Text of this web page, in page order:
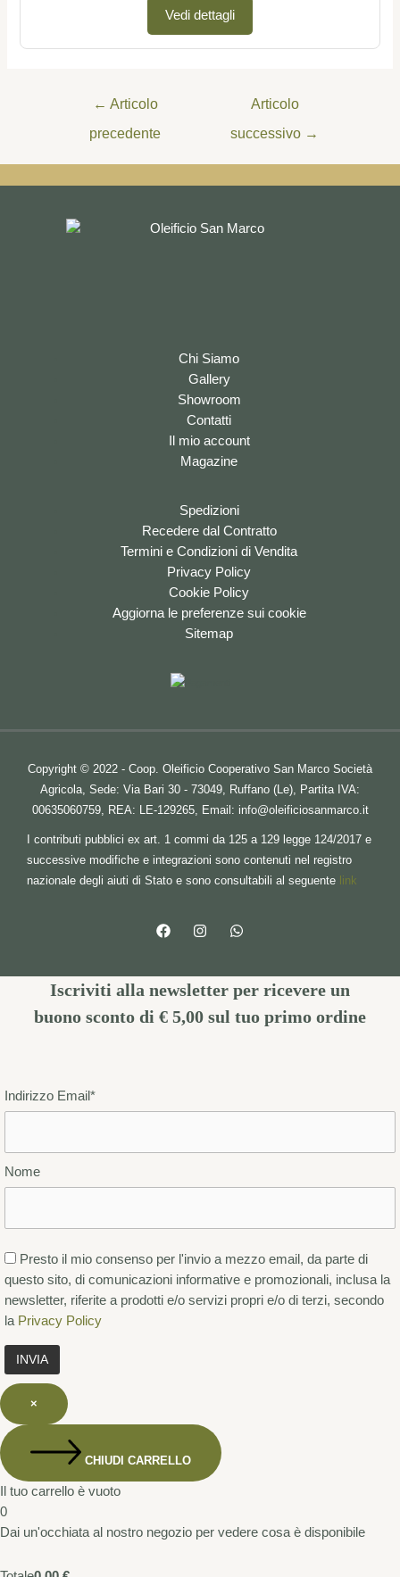
Vedi dettagli
← Articolo
precedente
Articolo
successivo →
Chi Siamo
Gallery
Showroom
Contatti
Il mio account
Magazine
Spedizioni
Recedere dal Contratto
Termini e Condizioni di Vendita
Privacy Policy
Cookie Policy
Aggiorna le preferenze sui cookie
Sitemap
Copyright © 2022 - Coop. Oleificio Cooperativo San Marco Società
Agricola, Sede: Via Bari 30 - 73049, Ruffano (Le), Partita IVA:
00635060759, REA: LE-129265, Email: info@oleificiosanmarco.it
I contributi pubblici ex art. 1 commi da 125 a 129 legge 124/2017 e
successive modifiche e integrazioni sono contenuti nel registro
nazionale degli aiuti di Stato e sono consultabili al seguente link
Iscriviti alla newsletter per ricevere un
buono sconto di € 5,00 sul tuo primo ordine
Indirizzo Email*
Nome
Presto il mio consenso per l'invio a mezzo email, da parte di
questo sito, di comunicazioni informative e promozionali, inclusa la
newsletter, riferite a prodotti e/o servizi propri e/o di terzi, secondo
la Privacy Policy
×
CHIUDI CARRELLO
Il tuo carrello è vuoto
0
Dai un'occhiata al nostro negozio per vedere cosa è disponibile